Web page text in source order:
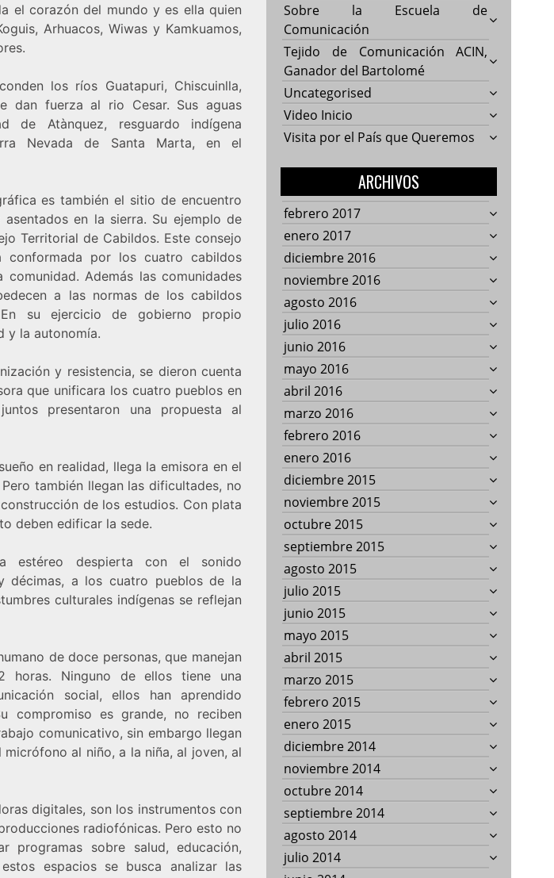
el corazón del mundo y es ella quien
Arhuacos, Wiwas y Kamkuamos,
los ríos Guatapuri, Chiscuinlla,
dan fuerza al rio Cesar. Sus aguas
de Atànquez, resguardo indígena
Nevada de Santa Marta, en el
es también el sitio de encuentro
en la sierra. Su ejemplo de
Territorial de Cabildos. Este consejo
por los cuatro cabildos
Además las comunidades
a las normas de los cabildos
su ejercicio de gobierno propio
y la autonomía.
y resistencia, se dieron cuenta
que unificara los cuatro pueblos en
presentaron una propuesta al
en realidad, llega la emisora en el
también llegan las dificultades, no
de los estudios. Con plata
deben edificar la sede.
estéreo despierta con el sonido
décimas, a los cuatro pueblos de la
culturales indígenas se reflejan
de doce personas, que manejan
horas. Ninguno de ellos tiene una
social, ellos han aprendido
compromiso es grande, no reciben
comunicativo, sin embargo llegan
al niño, a la niña, al joven, al
digitales, son los instrumentos con
radiofónicas. Pero esto no
programas sobre salud, educación,
espacios se busca analizar las
Sobre la Escuela de
Comunicación
Tejido de Comunicación ACIN,
Ganador del Bartolomé
Uncategorised
Video Inicio
Visita por el País que Queremos
ARCHIVOS
febrero 2017
enero 2017
diciembre 2016
noviembre 2016
agosto 2016
julio 2016
junio 2016
mayo 2016
abril 2016
marzo 2016
febrero 2016
enero 2016
diciembre 2015
noviembre 2015
octubre 2015
septiembre 2015
agosto 2015
julio 2015
junio 2015
mayo 2015
abril 2015
marzo 2015
febrero 2015
enero 2015
diciembre 2014
noviembre 2014
octubre 2014
septiembre 2014
agosto 2014
julio 2014